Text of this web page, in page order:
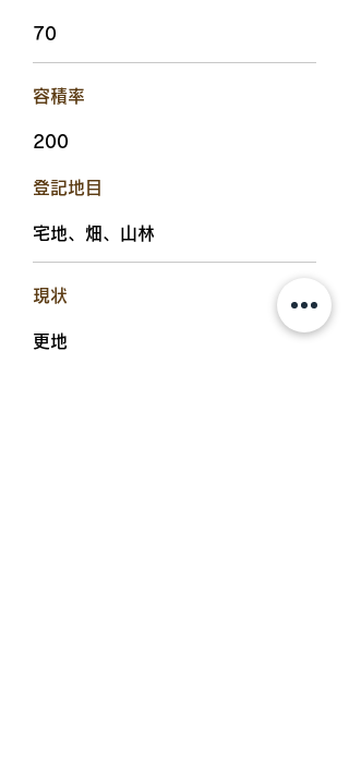
70
容積率
200
​登記地目
宅地、畑、山林
現状
更地